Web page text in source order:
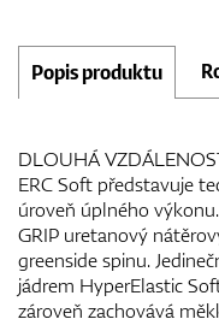
Popis produktu
DLOUHÁ
ERC Soft představuje
úroveň úplného
GRIP uretanový
greenside spinu.
jádrem HyperElastic
zároveň zachovává